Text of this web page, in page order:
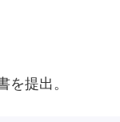
を提出。